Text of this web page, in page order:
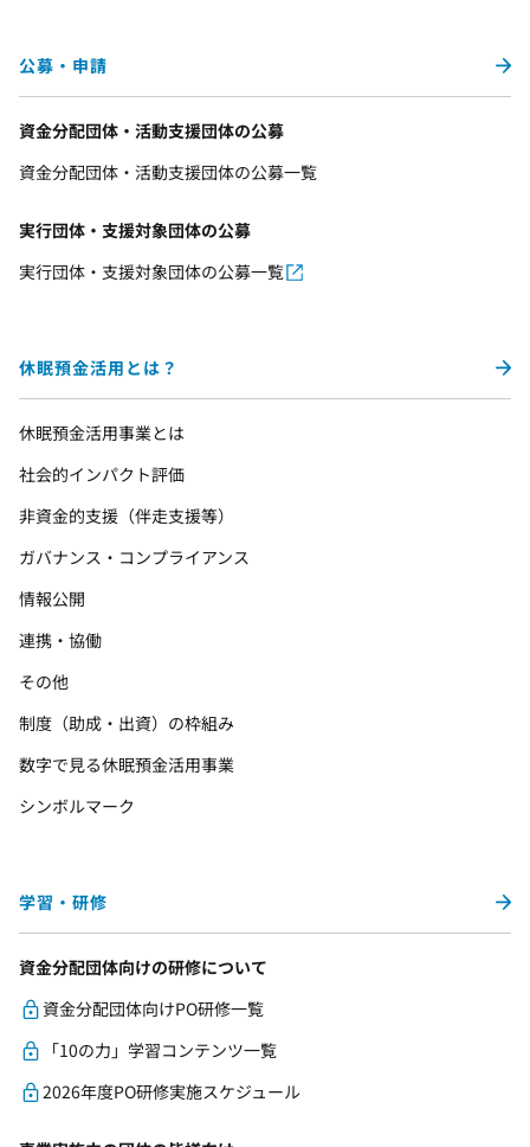
公募・申請
資金分配団体・活動支援団体の公募
資金分配団体・活動支援団体の公募一覧
実行団体・支援対象団体の公募
実行団体・支援対象団体の公募一覧
休眠預金活用とは？
休眠預金活用事業とは
社会的インパクト評価
非資金的支援（伴走支援等）
ガバナンス・コンプライアンス
情報公開
連携・協働
その他
制度（助成・出資）の枠組み
数字で見る休眠預金活用事業
シンボルマーク
学習・研修
資金分配団体向けの研修について
資金分配団体向けPO研修一覧
「10の力」学習コンテンツ一覧
2026年度PO研修実施スケジュール